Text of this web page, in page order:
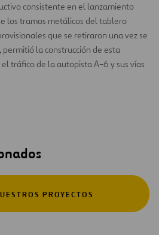
consistente en el lanzamiento
los tramos metálicos del tablero
que se retiraron una vez se
la construcción de esta
tráfico de la autopista A-6 y sus vías
PROYECTOS